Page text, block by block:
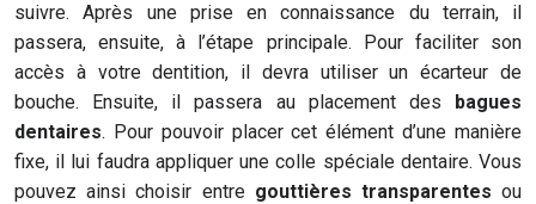
suivre. Après une prise en connaissance du terrain, il
passera, ensuite, à l’étape principale. Pour faciliter son
accès à votre dentition, il devra utiliser un écarteur de
bouche. Ensuite, il passera au placement des bagues
dentaires. Pour pouvoir placer cet élément d’une manière
fixe, il lui faudra appliquer une colle spéciale dentaire. Vous
pouvez ainsi choisir entre gouttières transparentes ou